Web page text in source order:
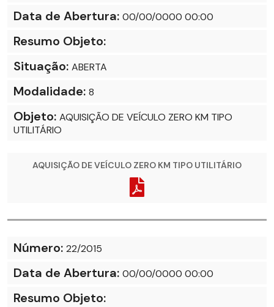
Data de Abertura: 00/00/0000 00:00
Resumo Objeto:
Situação: ABERTA
Modalidade: 8
Objeto: AQUISIÇÃO DE VEÍCULO ZERO KM TIPO
UTILITÁRIO
AQUISIÇÃO DE VEÍCULO ZERO KM TIPO UTILITÁRIO
Número: 22/2015
Data de Abertura: 00/00/0000 00:00
Resumo Objeto: